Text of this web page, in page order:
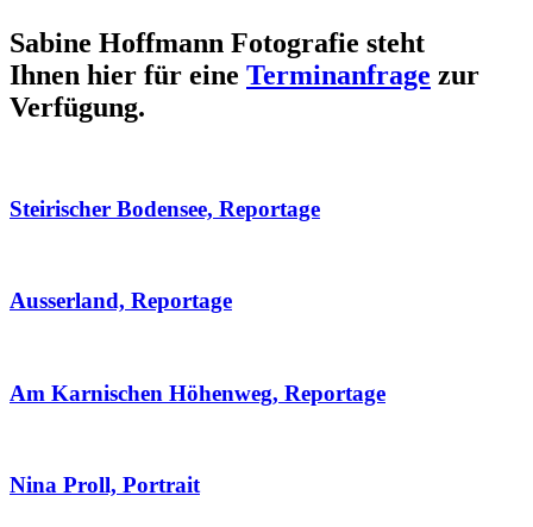
Sabine Hoffmann Fotografie steht
Ihnen hier für eine Terminanfrage zur
Verfügung.
Steirischer Bodensee, Reportage
Ausserland, Reportage
Am Karnischen Höhenweg, Reportage
Nina Proll, Portrait